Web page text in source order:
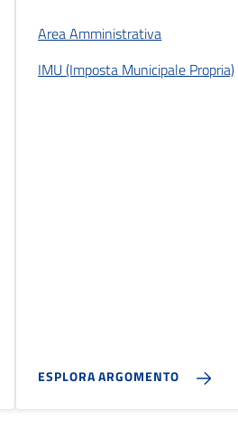
Area Amministrativa
IMU (Imposta Municipale Propria)
ESPLORA ARGOMENTO